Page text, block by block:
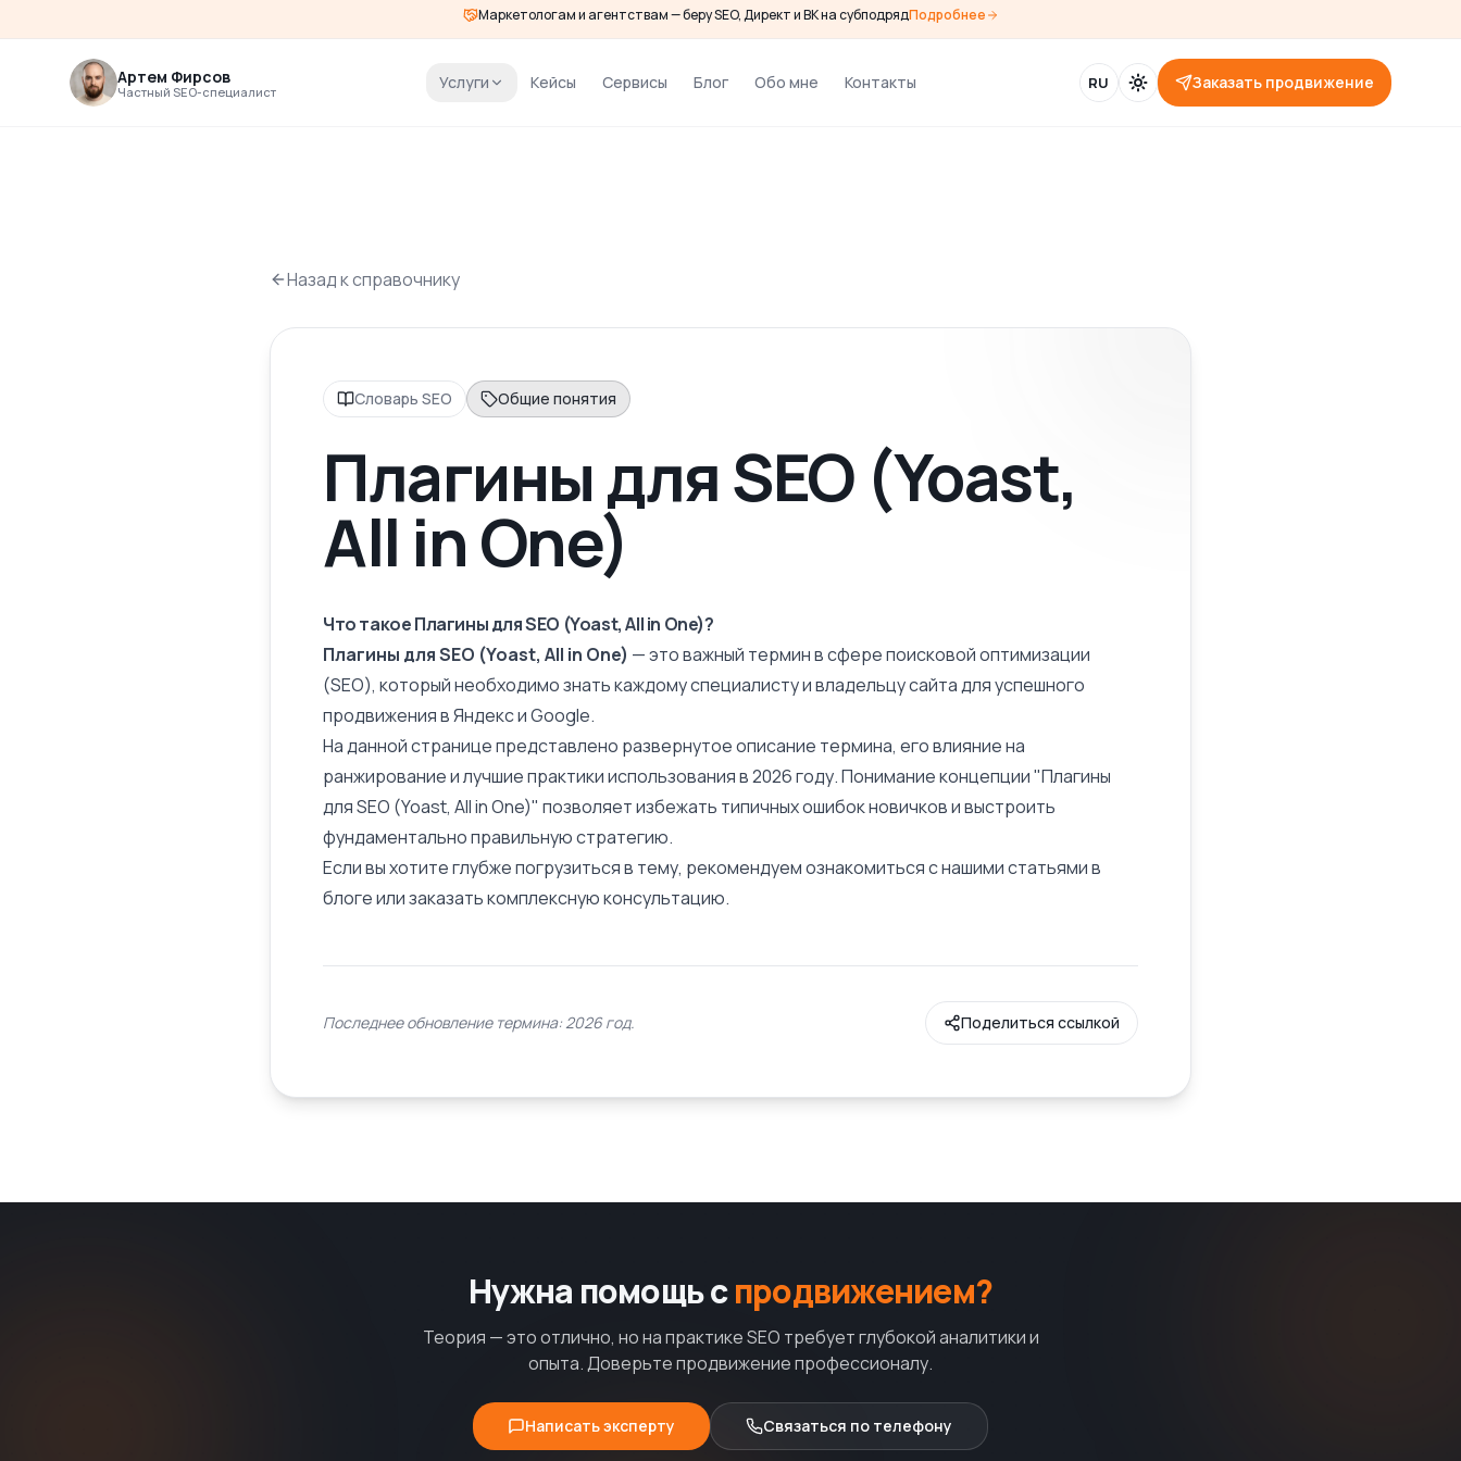
Маркетологам и агентствам — беру SEO, Директ и ВК на субподрядПодробнее
Артем Фирсов
Частный SEO-специалист Услуги Кейсы Сервисы Блог Обо мне Контакты RU Заказать продвижение
Назад к справочнику
Словарь SEO Общие понятия
Плагины для SEO (Yoast,
All in One)
Что такое Плагины для SEO (Yoast, All in One)?
Плагины для SEO (Yoast, All in One) — это важный термин в сфере поисковой оптимизации
(SEO), который необходимо знать каждому специалисту и владельцу сайта для успешного
продвижения в Яндекс и Google.
На данной странице представлено развернутоеописание термина, его влияние на
ранжирование и лучшие практики использования в 2026 году. Понимание концепции "Плагины
для SEO (Yoast, All in One)" позволяет избежать типичных ошибок новичков и выстроить
фундаментально правильную стратегию.
Если вы хотите глубже погрузиться в тему, рекомендуем ознакомиться с нашими статьями в
блоге или заказать комплексную консультацию.
Последнее обновление термина: 2026 год. Поделиться ссылкой
Нужна помощь спродвижением?
Теория — это отлично, но на практике SEO требует глубокой аналитики и
опыта. Доверьте продвижение профессионалу.
Написать эксперту Связаться по телефону